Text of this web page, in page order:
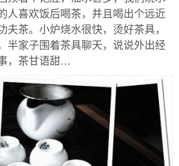
人喜欢饭后喝茶，并且喝出个远近
夫茶。小炉烧水很快，烫好茶具，
半家子围着茶具聊天，说说外出经
，茶甘语甜…